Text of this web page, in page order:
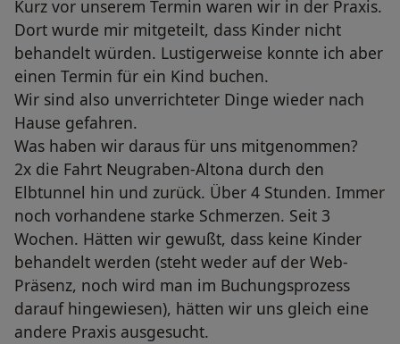
Kurz vor unserem Termin waren wir in der Praxis.
Dort wurde mir mitgeteilt, dass Kinder nicht
behandelt würden. Lustigerweise konnte ich aber
einen Termin für ein Kind buchen.
Wir sind also unverrichteter Dinge wieder nach
Hause gefahren.
Was haben wir daraus für uns mitgenommen?
2x die Fahrt Neugraben-Altona durch den
Elbtunnel hin und zurück. Über 4 Stunden. Immer
noch vorhandene starke Schmerzen. Seit 3
Wochen. Hätten wir gewußt, dass keine Kinder
behandelt werden (steht weder auf der Web-
Präsenz, noch wird man im Buchungsprozess
darauf hingewiesen), hätten wir uns gleich eine
andere Praxis ausgesucht.